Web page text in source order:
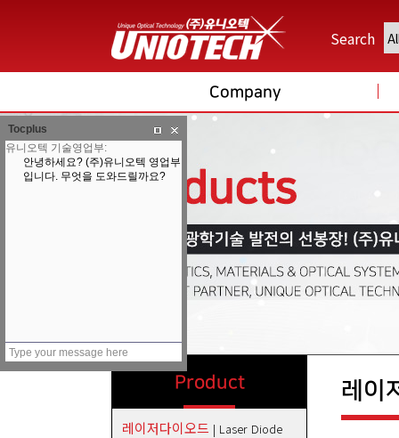
Search
Company
Product
레이저다이오드 | Laser Diode
레이
Tocplus